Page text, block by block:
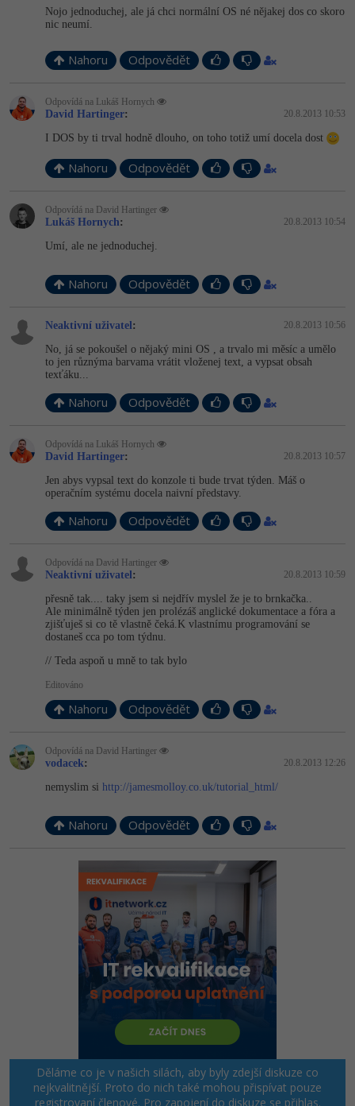
Nojo jednoduchej, ale já chci normální OS né nějakej dos co skoro
nic neumí.
Nahoru Odpovědět
Odpovídá na Lukáš Hornych
David Hartinger: 20.8.2013 10:53
I DOS by ti trval hodně dlouho, on toho totiž umí docela dost
Nahoru Odpovědět
Odpovídá na David Hartinger
Lukáš Hornych: 20.8.2013 10:54
Umí, ale ne jednoduchej.
Nahoru Odpovědět
Neaktivní uživatel: 20.8.2013 10:56
No, já se pokoušel o nějaký mini OS , a trvalo mi měsíc a umělo
to jen různýma barvama vrátit vloženej text, a vypsat obsah
texťáku...
Nahoru Odpovědět
Odpovídá na Lukáš Hornych
David Hartinger: 20.8.2013 10:57
Jen abys vypsal text do konzole ti bude trvat týden. Máš o
operačním systému docela naivní představy.
Nahoru Odpovědět
Odpovídá na David Hartinger
Neaktivní uživatel: 20.8.2013 10:59
přesně tak.... taky jsem si nejdřív myslel že je to brnkačka..
Ale minimálně týden jen prolézáš anglické dokumentace a fóra a
zjišťuješ si co tě vlastně čeká.K vlastnímu programování se
dostaneš cca po tom týdnu.
// Teda aspoň u mně to tak bylo
Editováno
Nahoru Odpovědět
Odpovídá na David Hartinger
vodacek: 20.8.2013 12:26
nemyslim si http://jamesmolloy.co.uk/tutorial_html/
Nahoru Odpovědět
Děláme co je v našich silách, aby byly zdejší diskuze co
nejkvalitnější. Proto do nich také mohou přispívat pouze
registrovaní členové. Pro zapojení do diskuze se přihlas.